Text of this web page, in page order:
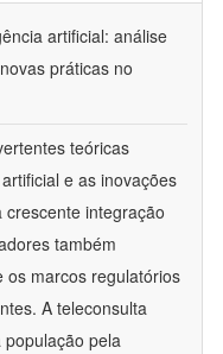
artificial: análise
práticas no
teóricas
e as inovações
integração
também
os marcos regulatórios
A teleconsulta
pela